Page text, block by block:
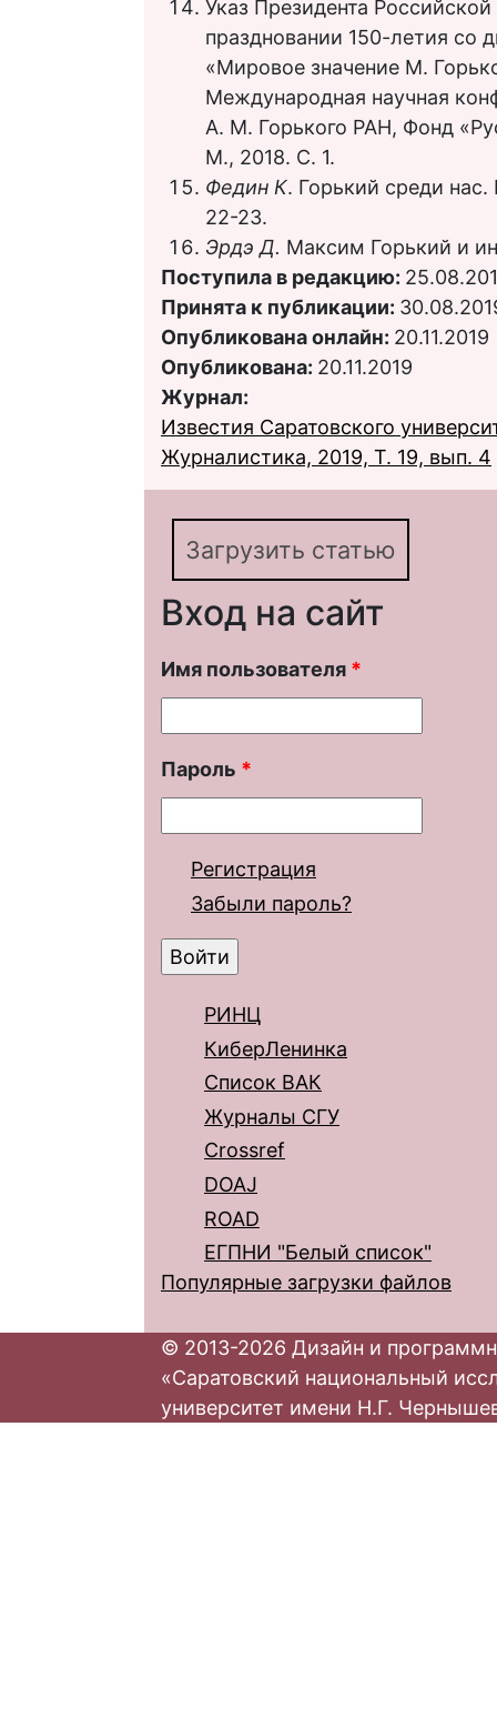
Указ Президента
праздновании 150-летия со
«Мировое значение М.
Международная научная
А. М. Горького РАН, Фонд
М., 2018. С. 1.
Федин К. Горький среди
22-23.
Эрдэ Д. Максим Горький и
Поступила в редакцию:
Принята к публикации:
Опубликована онлайн: 20.11.2019
Опубликована: 20.11.2019
Журнал:
Известия Саратовского
Журналистика, 2019, Т. 19, вып. 4
Загрузить статью
Вход на сайт
Имя пользователя *
Пароль *
Регистрация
Забыли пароль?
РИНЦ
КиберЛенинка
Список ВАК
Журналы СГУ
Crossref
DOAJ
ROAD
ЕГПНИ "Белый список"
Популярные загрузки файлов
© 2013-2026 Дизайн и
«Саратовский национальный
университет имени Н.Г.